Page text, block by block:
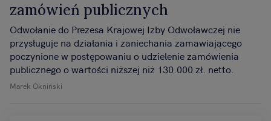
zamówień publicznych
Marek Okniński
Odwołanie do Prezesa Krajowej Izby Odwoławczej nie
przysługuje na działania i zaniechania zamawiającego
poczynione w postępowaniu o udzielenie zamówienia
publicznego o wartości niższej niż 130.000 zł. netto.